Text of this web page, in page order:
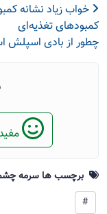
خواب زیاد نشانه
کمبودهای تغذیه‌ای
چطور از بادی اسپلش
برچسب ها سرمه
#